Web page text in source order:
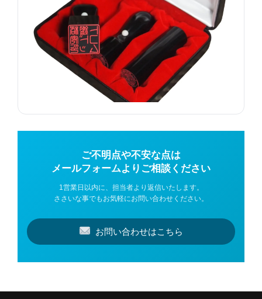
ご不明点や不安な点は
メールフォームよりご相談ください
1営業日以内に、担当者より返信いたします。
ささいな事でもお気軽にお問い合わせください。
お問い合わせはこちら